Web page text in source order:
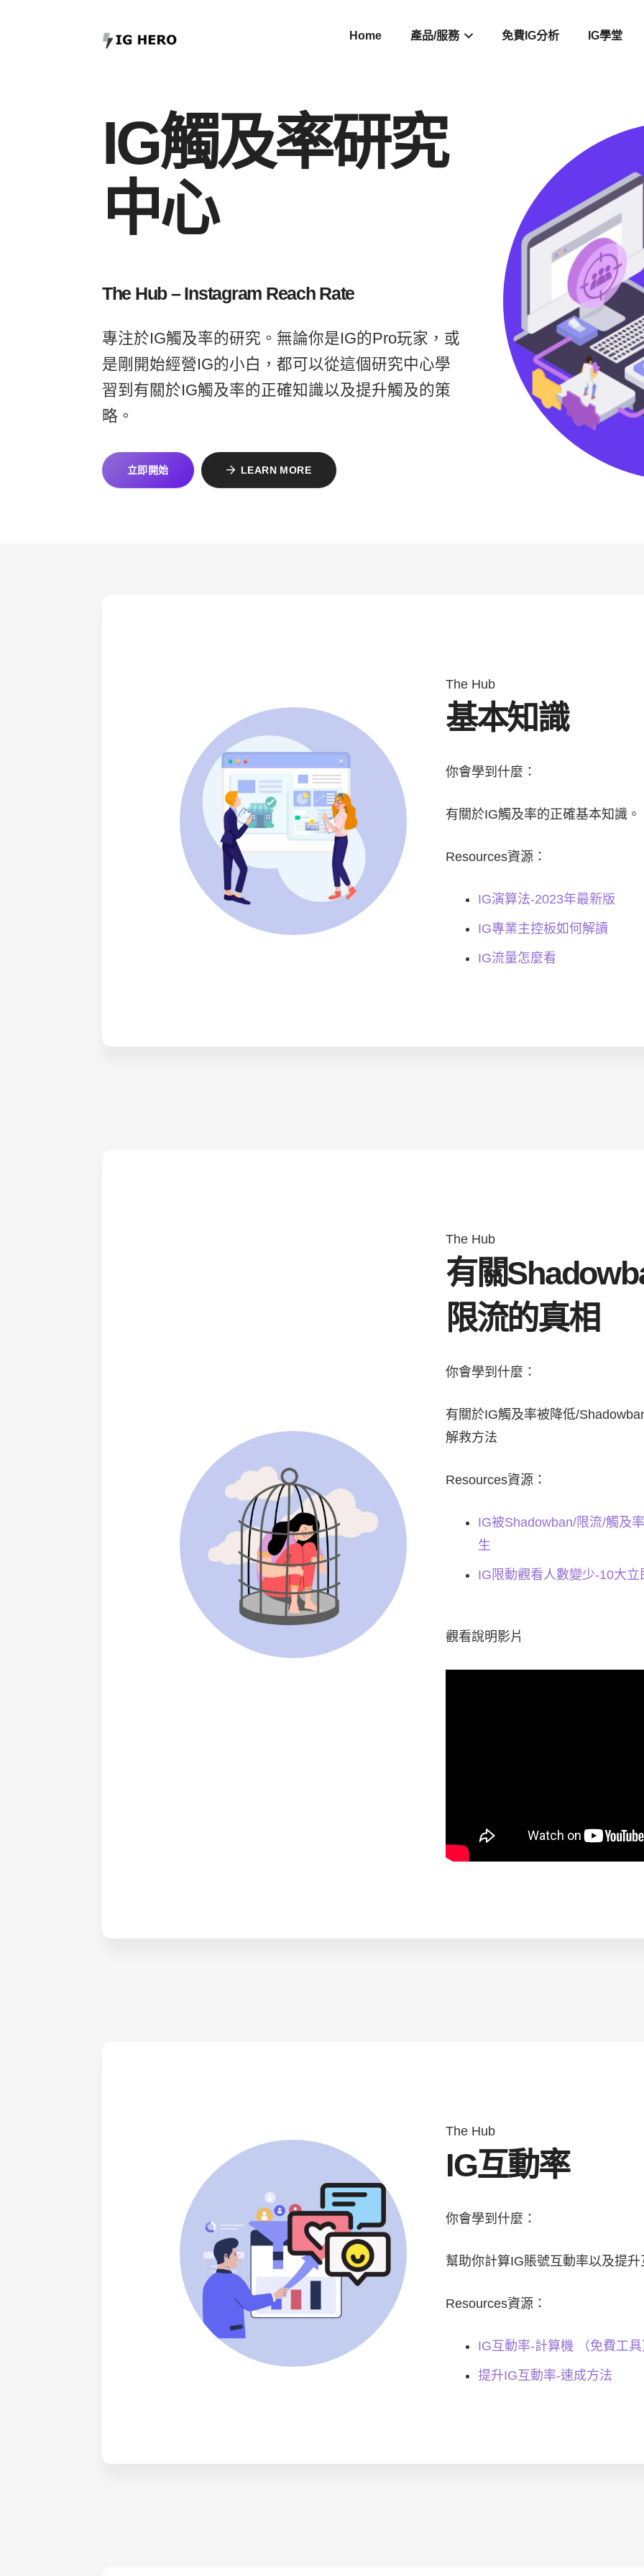
Home 產品/服務 免費IG分析 IG學堂
IG觸及率研究
中心
The Hub – Instagram Reach Rate
專注於IG觸及率的研究。無論你是IG的Pro玩家，或
是剛開始經營IG的小白，都可以從這個研究中心學
習到有關於IG觸及率的正確知識以及提升觸及的策
略。
立即開始 LEARN MORE
The Hub
基本知識
你會學到什麼：
有關於IG觸及率的正確基本知識。
Resources資源：
IG演算法-2023年最新版
IG專業主控板如何解讀
IG流量怎麼看
The Hub
有關
限流的真相
你會學到什麼：
有關於IG觸及率被降低/
解救方法
Resources資源：
IG被Shadowban/限流/觸及
生
IG限動觀看人數變少-10大立
觀看說明影片
The Hub
IG互動率
你會學到什麼：
幫助你計算IG賬號互動率以及提
Resources資源：
IG互動率-計算機 （免費工
提升IG互動率-速成方法
IG
LINE